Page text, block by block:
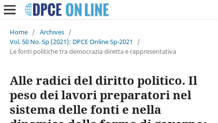
Home / Archives /
Vol. 50 No. Sp (2021): DPCE Online Sp-2021
/
Le fonti politiche tra democrazia diretta e rappresentativa
Alle radici del diritto politico. Il
peso dei lavori preparatori nel
sistema delle fonti e nella